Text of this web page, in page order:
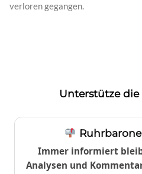
verloren gegangen.
Unterstütze die
Immer informiert
Analysen und